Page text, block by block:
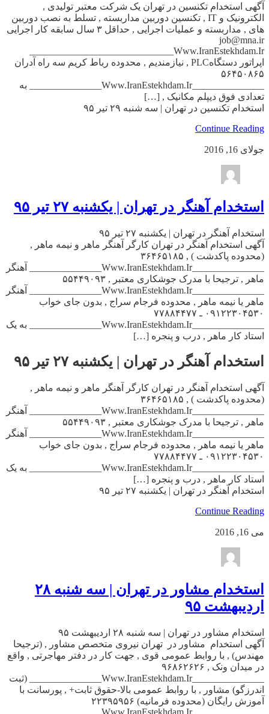
آگهی استخدام تکنسین در تهران یک شرکت معتبر تولیدی ,
الکترونیک و IT , تکنسین دوربین مداربسته , تسلط به نصب دوربین
های , مداربسته و عملیات اجرایی , حداقل ۳ سال سابقه کار اجرایی
job@mna.ir
اپراتور دستگاهPLC , نیازمندیم , محدوده رباط کریم سه راه آدران
۵۶۴۵۰۸۶۵
_______________Www.IranEstekhdam.Ir_______________ به
تعدادی فوق دیپلم مکانیک , […]
استخدام تکنسین در تهران | سه شنبه ۲۹ تیر ۹۵
Continue Reading
جولای 16, 2016
استخدام آهنگر در تهران | یکشنبه ۲۷ تیر ۹۵
استخدام آهنگر در تهران | یکشنبه ۲۷ تیر ۹۵
آگهی استخدام آهنگر در تهران کارگر آهنگر ماهر و نیمه ماهر ,
(محدوده پاکدشت ) , ۳۶۴۶۵۱۸۵
_______________Www.IranEstekhdam.Ir_______________ آهنگر
ماهر , ترجیحا با مدرک جوشکاری معتبر , ۵۵۴۴۹۰۹۳
_______________Www.IranEstekhdam.Ir_______________ آهنگر
ماهر یا نیمه ماهر , محدوده فرجام سراج , بدون جای خواب
۰۹۱۲۲۳۰۴۵۳۰ ـ ۷۷۸۸۴۴۷۷
_______________Www.IranEstekhdam.Ir_______________ به یک
استاد کار ماهر , درب و پنجره […]
استخدام آهنگر در تهران | یکشنبه ۲۷ تیر ۹۵
آگهی استخدام آهنگر در تهران کارگر آهنگر ماهر و نیمه ماهر ,
(محدوده پاکدشت ) , ۳۶۴۶۵۱۸۵
_______________Www.IranEstekhdam.Ir_______________ آهنگر
ماهر , ترجیحا با مدرک جوشکاری معتبر , ۵۵۴۴۹۰۹۳
_______________Www.IranEstekhdam.Ir_______________ آهنگر
ماهر یا نیمه ماهر , محدوده فرجام سراج , بدون جای خواب
۰۹۱۲۲۳۰۴۵۳۰ ـ ۷۷۸۸۴۴۷۷
_______________Www.IranEstekhdam.Ir_______________ به یک
استاد کار ماهر , درب و پنجره […]
استخدام آهنگر در تهران | یکشنبه ۲۷ تیر ۹۵
Continue Reading
می 16, 2016
استخدام مشاور در تهران | سه شنبه ۲۸
اردیبهشت ۹۵
استخدام مشاور در تهران | سه شنبه ۲۸ اردیبهشت ۹۵
آگهی استخدام مشاور در تهران نیروی متخصص مشاور , (ترجیحا
مهندس) , با روابط عمومی قوی , جهت کار در دفتر مهاجرتی , واقع
در میدان ونک , ۹۶۸۶۲۶۲۶
_______________Www.IranEstekhdam.Ir_______________ (ثبت
اندرزگو) مشاور , با روابط عمومی بالا-حقوق ثابت+ , پورسانت با
آموزش رایگان (محدوده فرمانیه) ۲۲۳۹۵۹۵۶